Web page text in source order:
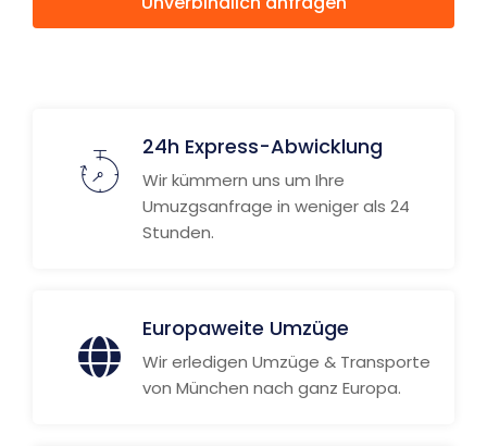
24h Express-Abwicklung
Wir kümmern uns um Ihre
Umuzgsanfrage in weniger als 24
Stunden.
Europaweite Umzüge
Wir erledigen Umzüge & Transporte
von München nach ganz Europa.